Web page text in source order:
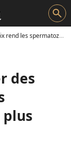
search
plus efficaces
des